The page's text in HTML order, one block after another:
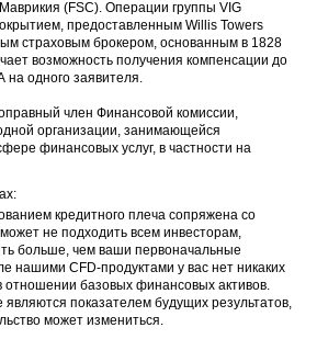
(FSC). Операции группы VIG
предоставленным Willis Towers
страховым брокером, основанным в 1828
возможность получения компенсации до
одного заявителя.
член Финансовой комиссии,
организации, занимающейся
финансовых услуг, в частности на
кредитного плеча сопряжена со
не подходить всем инвесторам,
больше, чем ваши первоначальные
нашими CFD-продуктами у вас нет никаких
отношении базовых финансовых активов.
показателем будущих результатов,
может измениться.